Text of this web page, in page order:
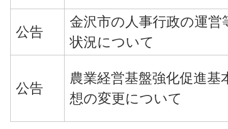
公告
金沢市の人事行政の運営
状況について
公告
農業経営基盤強化促進基
想の変更について